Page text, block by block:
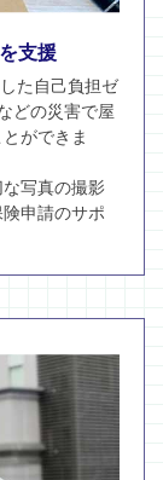
支援
た自己負担ゼ
どの災害で屋
ができま
写真の撮影
申請のサポ